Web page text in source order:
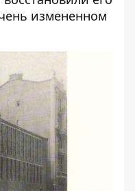
измененном